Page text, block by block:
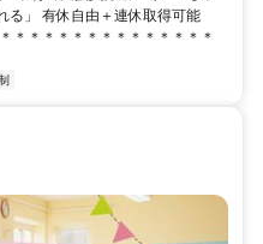
る」 有休自由＋連休取得可能
＊＊＊＊＊＊＊＊＊＊＊＊＊＊